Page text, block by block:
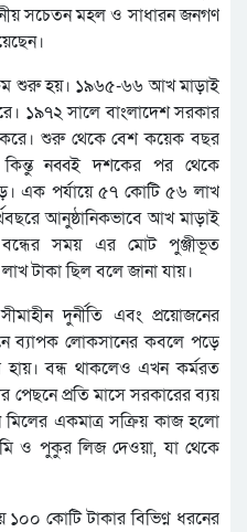
সচেতন মহল ও সাধারন জনগণ
শুরু হয়। ১৯৬৫-৬৬ আখ মাড়াই
১৯৭২ সালে বাংলাদেশ সরকার
করে। শুরু থেকে বেশ কয়েক বছর
কিন্তু নব্বই দশকের পর থেকে
এক পর্যায়ে ৫৭ কোটি ৫৬ লাখ
আনুষ্ঠানিকভাবে আখ মাড়াই
বন্ধের সময় এর মোট পুঞ্জীভূত
টাকা ছিল বলে জানা যায়।
দুর্নীতি এবং প্রয়োজনের
ব্যাপক লোকসানের কবলে পড়ে
হায়। বন্ধ থাকলেও এখন কর্মরত
পেছনে প্রতি মাসে সরকারের ব্যয়
মিলের একমাত্র সক্রিয় কাজ হলো
ও পুকুর লিজ দেওয়া, যা থেকে
১০০ কোটি টাকার বিভিণ্ন ধরনের